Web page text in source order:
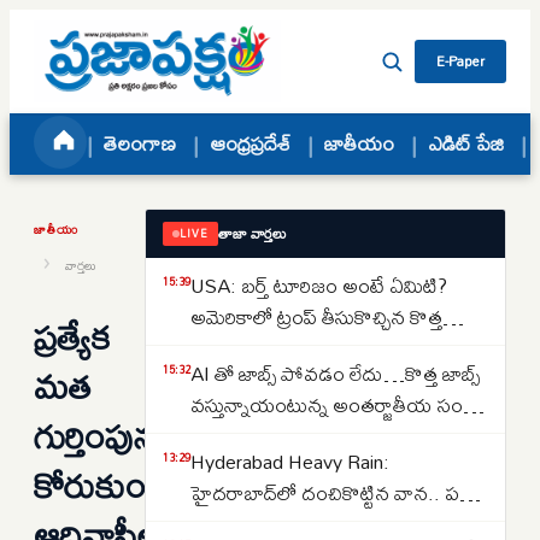
Skip to content
E-Paper
తెలంగాణ ఆంధ్రప్రదేశ్ జాతీయం ఎడిట్ పేజి
జాతీయం
› వార్తలు
ప్రత్యేక
మత
గుర్తింపును
కోరుకుంటున్న
LIVE తాజా వార్తలు
15:39USA: బర్త్ టూరిజం అంటే ఏమిటి?
అమెరికాలో ట్రంప్ తీసుకొచ్చిన కొత్త
15:32AI తో జాబ్స్ పోవడం లేదు…కొత్త జాబ్స్
వస్తున్నాయంటున్న అంతర్జాతీయ సంస్థ
13:29Hyderabad Heavy Rain:
హైదరాబాద్‌లో దంచికొట్టిన వాన.. పలు